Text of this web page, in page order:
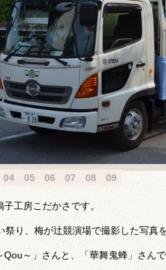
04 05 06 07 08 09
工房こだかさです。
祭り、梅が辻競演場で撮影した写真
～」さんと、「華舞鬼蜂」さんで